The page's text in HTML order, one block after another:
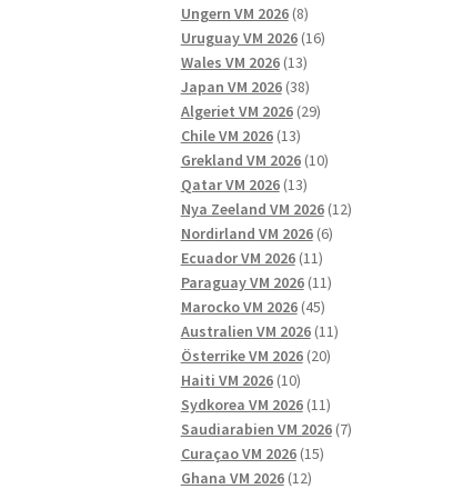
Ungern VM 2026 88
produkter
Uruguay VM 2026 1616
Wales VM 2026 1313
produkter
Japan VM 2026 3838
produkter
Algeriet VM 2026 2929
Chile VM 2026 1313
produkter
Grekland VM 2026 1010
Qatar VM 2026 1313
produkter
Nya Zeeland VM 2026 1212
Nordirland VM 2026 66
Ecuador VM 2026 1111
produkter
Paraguay VM 2026 1111
Marocko VM 2026 4545
produkter
Australien VM 2026 1111
Österrike VM 2026 2020
Haiti VM 2026 1010
produkter
Sydkorea VM 2026 1111
produkter
Saudiarabien VM 2026 77
Curaçao VM 2026 1515
Ghana VM 2026 1212